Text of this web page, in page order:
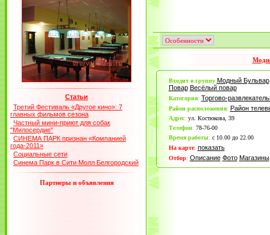
Статьи
Третий Фестиваль «Другое кино»: 7
главных фильмов сезона
Частный мини-приют для собак
"Милосердие"
СИНЕМА ПАРК признан «Компанией
года-2011»
Социальные сети
Синема Парк в Сити Молл Белгородский
Партнеры и объявления
Входит в группу:Модный Бульвар
Повар Весёлый повар
Категория: Торгово-
Район расположения: Район
Адрес: ул. Костюкова, 39
Телефон: 78-76-00
Время работы: с 10.00 до 22.00
На карте: показать
Отбор: Описание Фото Магазины